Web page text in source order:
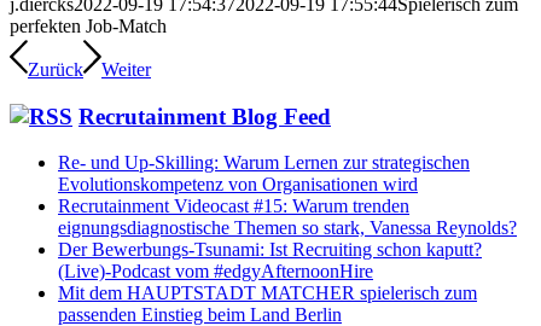
j.diercks2022-09-19 17:54:372022-09-19 17:55:44Spielerisch zum
perfekten Job-Match
Zurück Weiter
Recrutainment Blog Feed
Re- und Up-Skilling: Warum Lernen zur strategischen
Evolutionskompetenz von Organisationen wird
Recrutainment Videocast #15: Warum trenden
eignungsdiagnostische Themen so stark, Vanessa Reynolds?
Der Bewerbungs-Tsunami: Ist Recruiting schon kaputt?
(Live)-Podcast vom #edgyAfternoonHire
Mit dem HAUPTSTADT MATCHER spielerisch zum
passenden Einstieg beim Land Berlin